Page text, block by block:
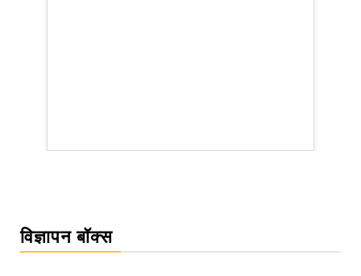
विज्ञापन बॉक्स